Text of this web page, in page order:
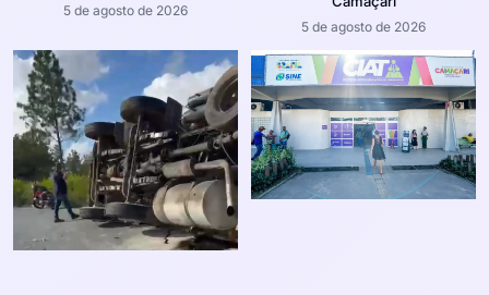
5 de agosto de 2026
5 de agosto de 2026